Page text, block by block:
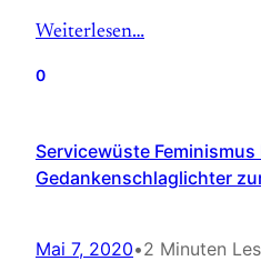
Weiterlesen…
0
Servicewüste Feminismus
Gedankenschlaglichter
Mai 7, 2020•2 Minuten